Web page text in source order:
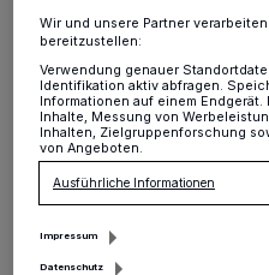
Stadt Willich·Da
Umstände“, so Ute Cöhnen
Gemeinschaftsbetrieben
Abfallkalender für das
geplant an die Willicher
konnte, hier eine weitere
Die Deutsche Post hat
spätestens 31. Dezember
Wir und unsere Partner
bereitzustellen:
Verwendung genauer
Identifikation aktiv abfragen.
Informationen auf einem
Inhalte, Messung von
Inhalten, Zielgruppenforschung
von Angeboten.
Ausführliche Informationen
Impressum
Datenschutz